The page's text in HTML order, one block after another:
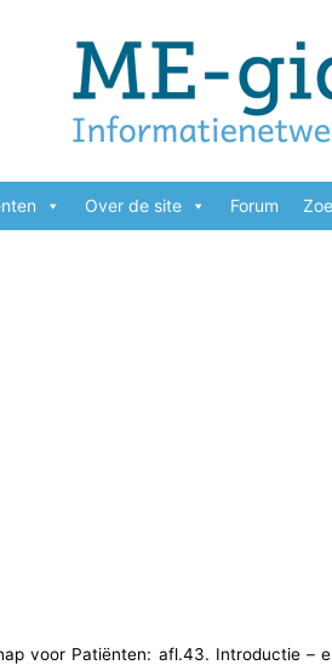
Over de site Forum
voor Patiënten: afl.43. Introductie –